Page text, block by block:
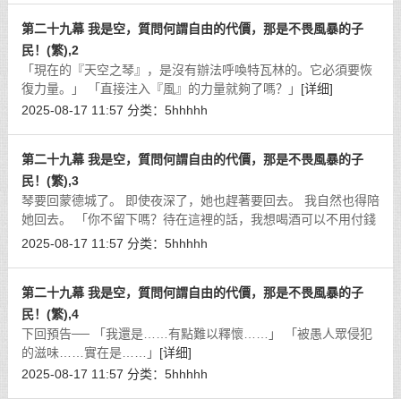
第二十九幕 我是空，質問何謂自由的代價，那是不畏風暴的子
民！(繁),2
「現在的『天空之琴』，是沒有辦法呼喚特瓦林的。它必須要恢
復力量。」 「直接注入『風』的力量就夠了嗎？」 [详细]
2025-08-17 11:57 分类： 5hhhhh
第二十九幕 我是空，質問何謂自由的代價，那是不畏風暴的子
民！(繁),3
琴要回蒙德城了。 即使夜深了，她也趕著要回去。 我自然也得陪
她回去。 「你不留下嗎？待在這裡的話，我想喝酒可以不用付錢
哦！」[详细]
2025-08-17 11:57 分类： 5hhhhh
第二十九幕 我是空，質問何謂自由的代價，那是不畏風暴的子
民！(繁),4
下回預告── 「我還是……有點難以釋懷……」 「被愚人眾侵犯
的滋味……實在是……」 [详细]
2025-08-17 11:57 分类： 5hhhhh